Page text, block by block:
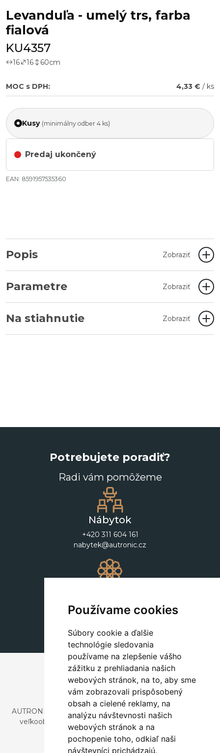
Používame cookies
Súbory cookie a ďalšie
technológie sledovania
používame na zlepšenie vášho
zážitku z prehliadania našich
webových stránok, na to, aby sme
vám zobrazovali prispôsobený
obsah a cielené reklamy, na
analýzu návštevnosti našich
webových stránok a na
pochopenie toho, odkiaľ naši
návštevníci prichádzajú.
Levanduľa - umelý trs, farba
fialová
KU4357
16 16 60cm
MOC s DPH: 4,33 € / ks
Kusy (minimálny odber 4 ks)
Predaj ukončený
EAN: 8591957535360
Popis Zobraziť
Parametre Zobraziť
Na stiahnutie Zobraziť
Potrebujete poradiť?
Radi vám pomôžeme
Nábytok
+420 311 604 161
nabytek@autronic.cz
+420 311 604 182
dekorace@autronic.cz
AUTRONIC, s.r.o. je spoločnosť zaoberajúca sa dovozom a
veľkoobchodným predajom dizajnového aj štýlového
nábytku a dekorácií.
Česká republika